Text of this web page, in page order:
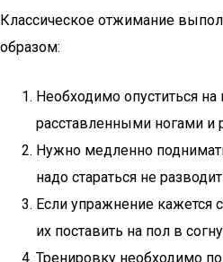
Классическое отжимание
образом:
Необходимо опуститься на
расставленными ногами и
Нужно медленно
надо стараться не
Если упражнение
их поставить на пол в
Тренировку необходимо